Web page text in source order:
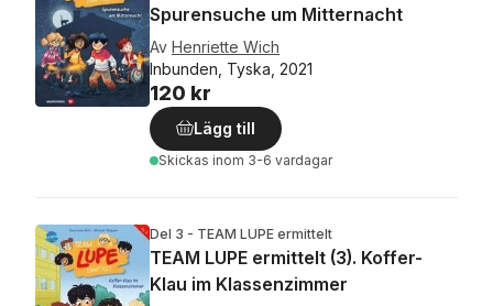
Spurensuche um Mitternacht
Av Henriette Wich
Inbunden, Tyska, 2021
120 kr
Lägg till
Skickas inom 3-6 vardagar
Del 3 - TEAM LUPE ermittelt
TEAM LUPE ermittelt (3). Koffer-
Klau im Klassenzimmer